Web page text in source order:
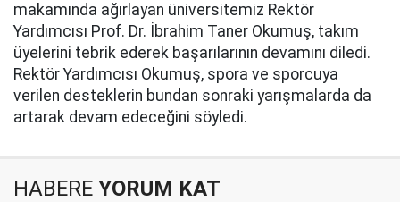
makamında ağırlayan üniversitemiz Rektör
Yardımcısı Prof. Dr. İbrahim Taner Okumuş, takım
üyelerini tebrik ederek başarılarının devamını diledi.
Rektör Yardımcısı Okumuş, spora ve sporcuya
verilen desteklerin bundan sonraki yarışmalarda da
artarak devam edeceğini söyledi.
HABERE YORUM KAT